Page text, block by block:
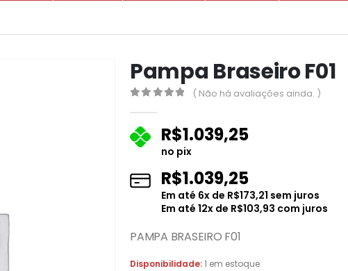
Pampa Braseiro F01
( Não há avaliações ainda. )
R$1.039,25
no pix
R$1.039,25
Em até 6x de R$173,21 sem juros
Em até 12x de R$103,93 com juros
PAMPA BRASEIRO F01
Disponibilidade:1 em estoque